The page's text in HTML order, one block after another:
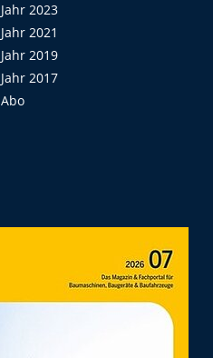
Jahr 2023
Jahr 2021
Jahr 2019
Jahr 2017
Abo